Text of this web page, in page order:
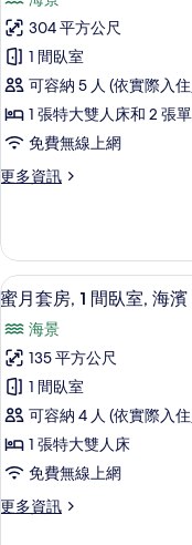
的
所
有
相
片
人
泳
池,
海
景
的
詳
頂
樓
客
房,
2
間
臥
私
人
泳
池,
海
景
的
所
有
相
304 平方公尺
1 間臥室
可容納 5 人 (依實際入
1 張特大雙人床和 2 張
免費無線上網
更多資訊
更
客
房,
2
臥
室,
私
人
泳
池,
海
景
詳
顯
示
蜜
月
套
房,
1
間
臥
6
蜜月套房, 1 間臥室, 海濱
海景
135 平方公尺
1 間臥室
可容納 4 人 (依實際入
1 張特大雙人床
免費無線上網
更多資訊
更